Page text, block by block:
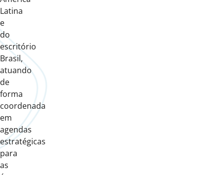
Latina
e
do
escritório
Brasil,
atuando
de
forma
coordenada
em
agendas
estratégicas
para
as